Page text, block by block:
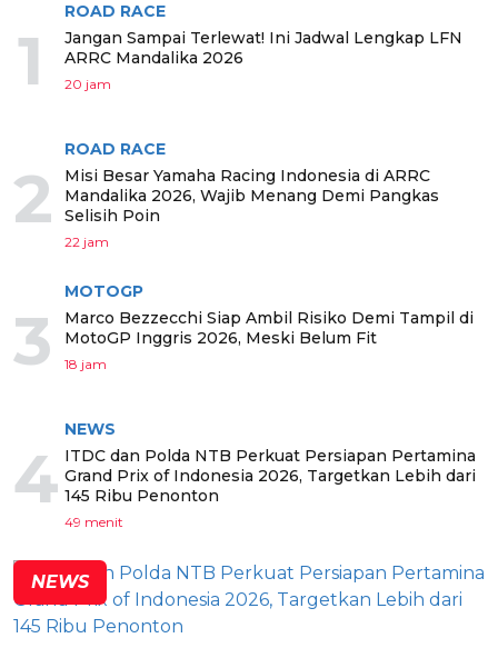
1
ROAD RACE
Jangan Sampai Terlewat! Ini Jadwal Lengkap LFN
ARRC Mandalika 2026
20 jam
2
ROAD RACE
Misi Besar Yamaha Racing Indonesia di ARRC
Mandalika 2026, Wajib Menang Demi Pangkas
Selisih Poin
22 jam
3
MOTOGP
Marco Bezzecchi Siap Ambil Risiko Demi Tampil di
MotoGP Inggris 2026, Meski Belum Fit
18 jam
4
NEWS
ITDC dan Polda NTB Perkuat Persiapan Pertamina
Grand Prix of Indonesia 2026, Targetkan Lebih dari
145 Ribu Penonton
49 menit
NEWS